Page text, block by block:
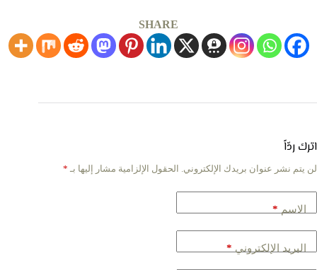
SHARE
اترك ردّاً
لن يتم نشر عنوان بريدك الإلكتروني. الحقول الإلزامية مشار إليها بـ *
الاسم *
البريد الإلكتروني *